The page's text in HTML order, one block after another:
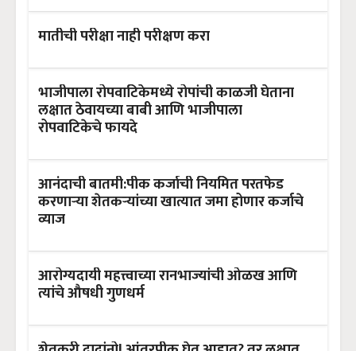
मातीची परीक्षा नाही परीक्षण करा
भाजीपाला रोपवाटिकेमध्ये रोपांची काळजी घेताना
लक्षात ठेवायच्या बाबी आणि भाजीपाला
रोपवाटिकेचे फायदे
आनंदाची बातमी:पीक कर्जाची नियमित परतफेड
करणाऱ्या शेतकऱ्यांच्या खात्यात जमा होणार कर्जाचे
व्याज
आरोग्यदायी महत्त्वाच्या रानभाज्यांची ओळख आणि
त्यांचे औषधी गुणधर्म